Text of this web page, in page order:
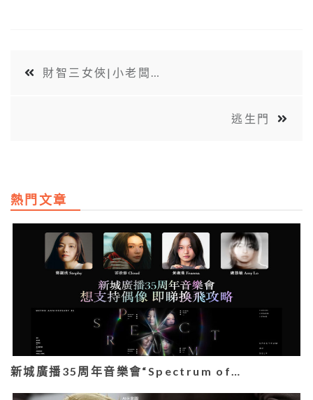
財智三女俠|小老闆…
逃生門
熱門文章
新城廣播35周年音樂會“Spectrum of…